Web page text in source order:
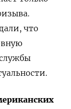
что